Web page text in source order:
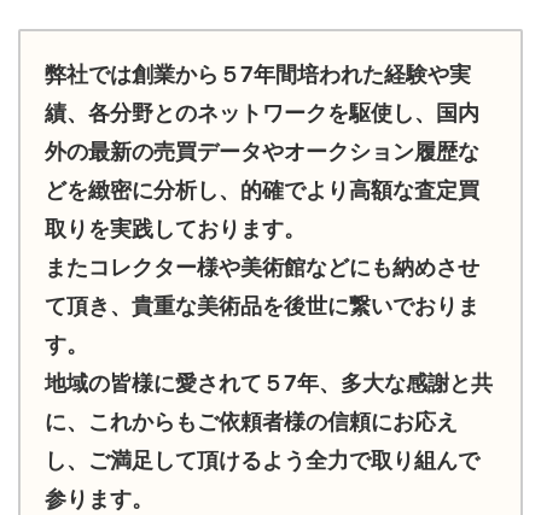
弊社では創業から５7年間培われた経験や実
績、各分野とのネットワークを駆使し、国内
外の最新の売買データやオークション履歴な
どを緻密に分析し、的確でより高額な査定買
取りを実践しております。
またコレクター様や美術館などにも納めさせ
て頂き、貴重な美術品を後世に繋いでおりま
す。
地域の皆様に愛されて５7年、多大な感謝と共
に、これからもご依頼者様の信頼にお応え
し、ご満足して頂けるよう全力で取り組んで
参ります。